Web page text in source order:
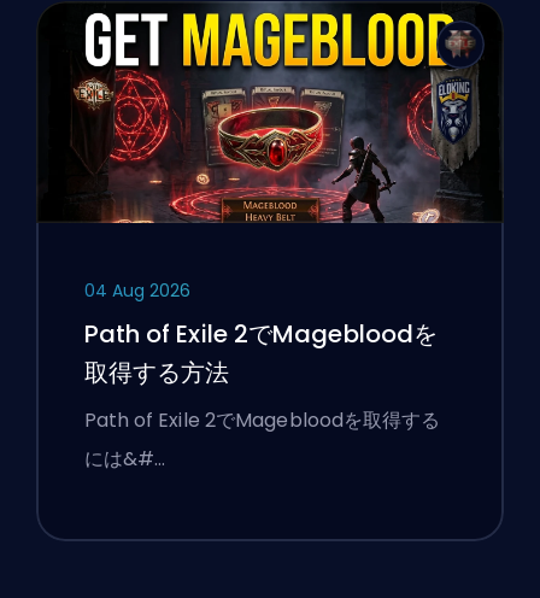
04 Aug 2026
Path of Exile 2でMagebloodを
取得する方法
Path of Exile 2でMagebloodを取得する
には&#…